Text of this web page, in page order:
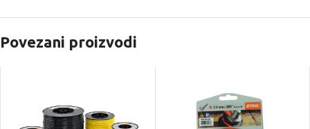
Povezani proizvodi